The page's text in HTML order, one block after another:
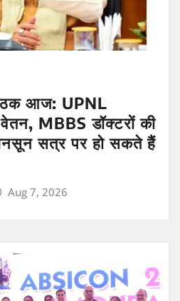
आज: UPNL
वेतन, MBBS डॉक्टरों की
सत्र पर हो सकते हैं
Aug 7, 2026